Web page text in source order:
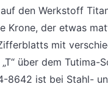
den Werkstoff
Krone, der etwas
mit
über dem Tutima-
8642 ist bei Stahl-